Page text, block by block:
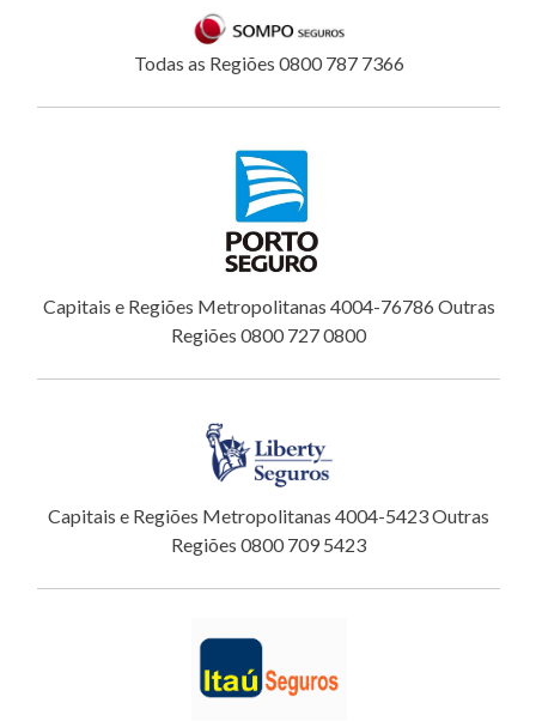
Todas as Regiões 0800 787 7366
Capitais e Regiões Metropolitanas 4004-76786 Outras
Regiões 0800 727 0800
Capitais e Regiões Metropolitanas 4004-5423 Outras
Regiões 0800 709 5423